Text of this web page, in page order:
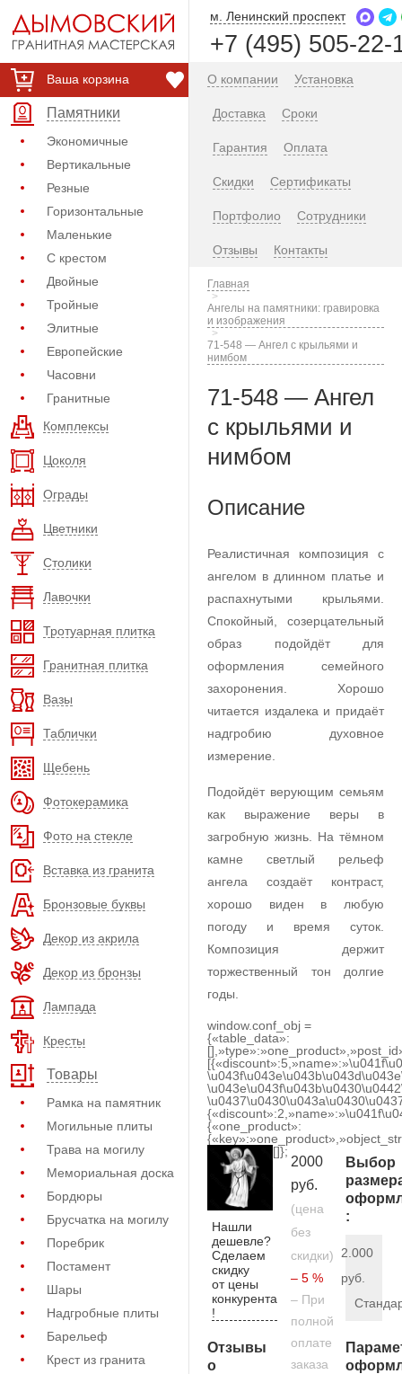
Ваша корзина
Памятники
Экономичные
Вертикальные
Резные
Горизонтальные
Маленькие
С крестом
Двойные
Тройные
Элитные
Европейские
Часовни
Гранитные
Комплексы
Цоколя
Ограды
Цветники
Столики
Лавочки
Тротуарная плитка
Гранитная плитка
Вазы
Таблички
Щебень
Фотокерамика
Фото на стекле
Вставка из гранита
Бронзовые буквы
Декор из акрила
Декор из бронзы
Лампада
Кресты
Товары
Рамка на памятник
Могильные плиты
Трава на могилу
Мемориальная доска
Бордюры
Брусчатка на могилу
Поребрик
Постамент
Шары
Надгробные плиты
Барельеф
Крест из гранита
м. Ленинский проспект
+7 (495) 505-22-
О компании Установка
Доставка Сроки
Гарантия Оплата
Скидки Сертификаты
Портфолио Сотрудники
Отзывы Контакты
Главная
Ангелы на памятники: гравировка
и изображения
71-548 — Ангел с крыльями и
нимбом
71-548 — Ангел
с крыльями и
нимбом
Описание
Реалистичная композиция с
ангелом в длинном платье и
распахнутыми крыльями.
Спокойный, созерцательный
образ подойдёт для
оформления семейного
захоронения. Хорошо
читается издалека и придаёт
надгробию духовное
измерение.
Подойдёт верующим семьям
как выражение веры в
загробную жизнь. На тёмном
камне светлый рельеф
ангела создаёт контраст,
хорошо виден в любую
погоду и время суток.
Композиция держит
торжественный тон долгие
годы.
window.conf_obj =
{«table_data»:
{«one_product»:
[]};
Нашли
дешевле?
Сделаем
скидку
от цены
конкурента
!
Отзывы
о
2000
руб.
(цена
без
скидки)
– 5 %
– При
полной
оплате
заказа
Выбор
:
2.000
руб.